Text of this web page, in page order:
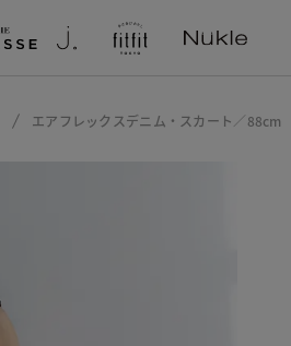
エアフレックスデニム・スカート／88cm